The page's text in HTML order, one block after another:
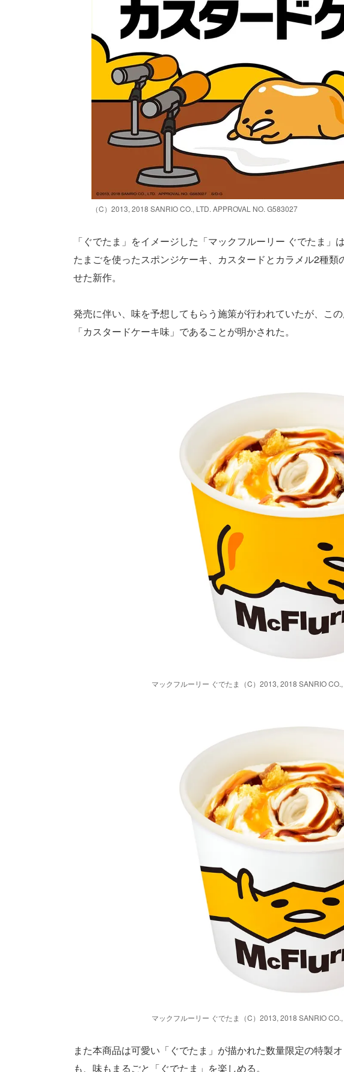
（C）2013, 2018 SANRIO CO., LTD. APPROVAL NO. G583027
「ぐでたま」をイメージした「マックフルーリー ぐでたま」
たまごを使ったスポンジケーキ、カスタードとカラメル2種
せた新作。
発売に伴い、味を予想してもらう施策が行われていたが、こ
「カスタードケーキ味」であることが明かされた。
マックフルーリー ぐでたま（C）2013, 2018 SANRIO
マックフルーリー ぐでたま（C）2013, 2018 SANRIO
また本商品は可愛い「ぐでたま」が描かれた数量限定の特製
も、味もまるごと「ぐでたま」を楽しめる。